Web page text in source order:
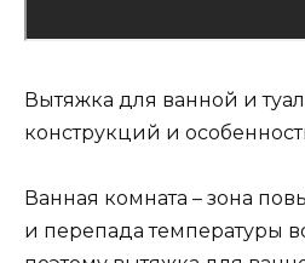
Вытяжка для ванной и
конструкций и
Ванная комната – зона
и перепада температуры